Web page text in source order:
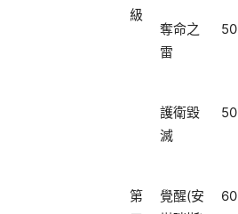
級
奪命之
雷
50
護衛毀
滅
50
第
覺醒(安
60